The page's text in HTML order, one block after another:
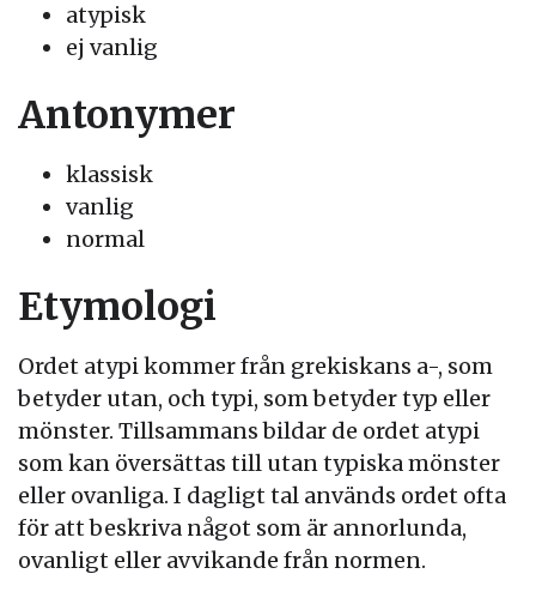
atypisk
ej vanlig
Antonymer
klassisk
vanlig
normal
Etymologi
Ordet atypi kommer från grekiskans a-, som
betyder utan, och typi, som betyder typ eller
mönster. Tillsammans bildar de ordet atypi
som kan översättas till utan typiska mönster
eller ovanliga. I dagligt tal används ordet ofta
för att beskriva något som är annorlunda,
ovanligt eller avvikande från normen.